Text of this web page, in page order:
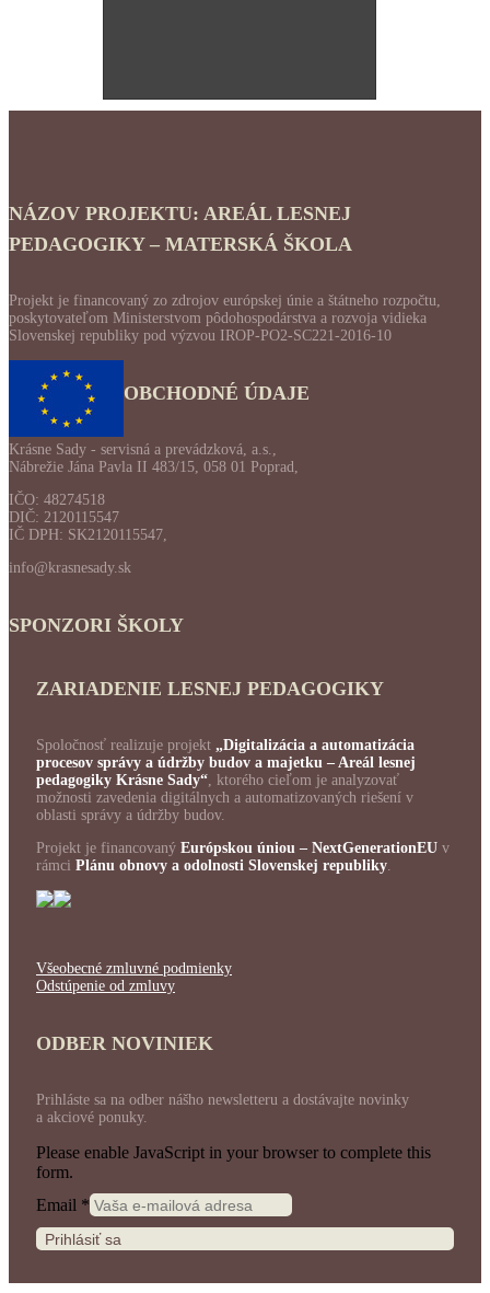
NÁZOV PROJEKTU: AREÁL LESNEJ
PEDAGOGIKY – MATERSKÁ ŠKOLA
Projekt je financovaný zo zdrojov európskej únie a štátneho rozpočtu,
poskytovateľom Ministerstvom pôdohospodárstva a rozvoja vidieka
Slovenskej republiky pod výzvou IROP-PO2-SC221-2016-10
OBCHODNÉ ÚDAJE
Krásne Sady - servisná a prevádzková, a.s.,
Nábrežie Jána Pavla II 483/15, 058 01 Poprad,
IČO: 48274518
DIČ: 2120115547
IČ DPH: SK2120115547,
info@krasnesady.sk
SPONZORI ŠKOLY
ZARIADENIE LESNEJ PEDAGOGIKY
Spoločnosť realizuje projekt „Digitalizácia a automatizácia
procesov správy a údržby budov a majetku – Areál lesnej
pedagogiky Krásne Sady“, ktorého cieľom je analyzovať
možnosti zavedenia digitálnych a automatizovaných riešení v
oblasti správy a údržby budov.
Projekt je financovaný Európskou úniou – NextGenerationEU v
rámci Plánu obnovy a odolnosti Slovenskej republiky.
Všeobecné zmluvné podmienky
Odstúpenie od zmluvy
ODBER NOVINIEK
Prihláste sa na odber nášho newsletteru a dostávajte novinky
a akciové ponuky.
Please enable JavaScript in your browser to complete this
form.
Email *
Prihlásiť sa